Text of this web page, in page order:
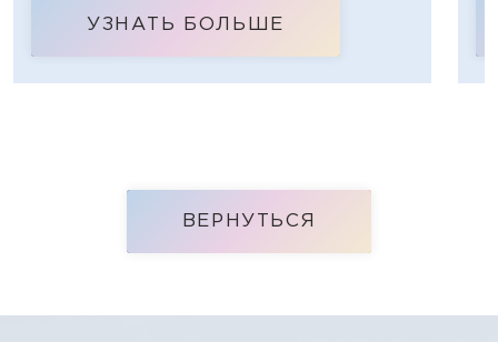
УЗНАТЬ БОЛЬШЕ
ВЕРНУТЬСЯ